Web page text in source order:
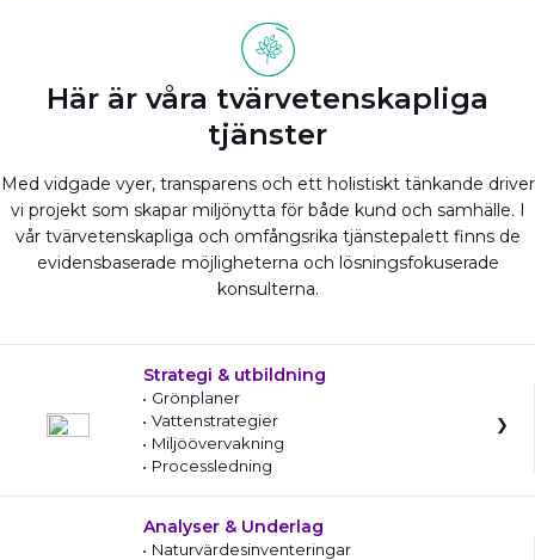
Här är våra tvärvetenskapliga
tjänster
Med vidgade vyer, transparens och ett holistiskt tänkande driver
vi projekt som skapar miljönytta för både kund och samhälle. I
vår tvärvetenskapliga och omfångsrika tjänstepalett finns de
evidensbaserade möjligheterna och lösningsfokuserade
konsulterna.
Strategi & utbildning
Grönplaner
Vattenstrategier
Miljöövervakning
Processledning
Analyser & Underlag
Naturvärdesinventeringar